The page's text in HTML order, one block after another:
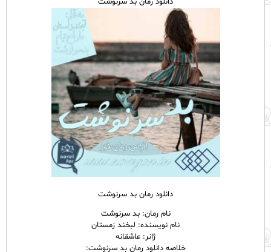
دانلود رمان بد سرنوشت
نام رمان: بد سرنوشت
نام نویسنده: لبخند زمستان
ژانر: عاشقانه
خلاصه دانلود رمان بد سرنوشت: